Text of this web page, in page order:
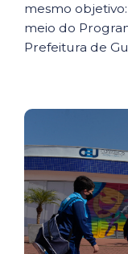
mesmo
meio do
Prefeitura de